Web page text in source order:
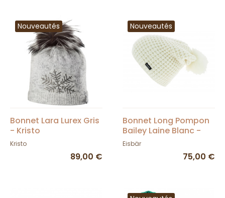
Nouveautés
Bonnet Lara Lurex Gris
- Kristo
Kristo
89,00 €
Nouveautés
Bonnet Long Pompon
Bailey Laine Blanc -
Eisbär
Eisbär
75,00 €